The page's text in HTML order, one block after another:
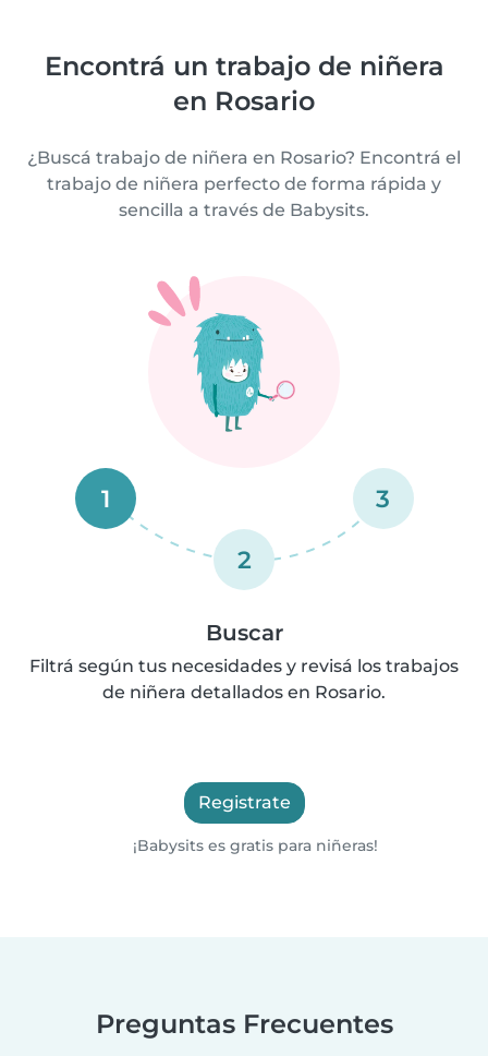
Encontrá un trabajo de niñera
en Rosario
¿Buscá trabajo de niñera en Rosario? Encontrá el
trabajo de niñera perfecto de forma rápida y
sencilla a través de Babysits.
1
2
3
Buscar
Filtrá según tus necesidades y revisá los trabajos
de niñera detallados en Rosario.
Registrate
¡Babysits es gratis para niñeras!
Preguntas Frecuentes